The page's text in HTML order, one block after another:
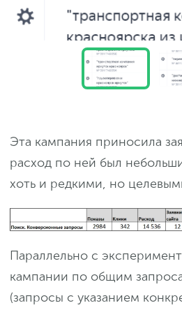
Эта кампания приносила
расход по ней был
хоть и редкими, но
Параллельно с
кампании по общим
(запросы с указанием